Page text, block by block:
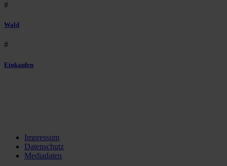
#
Wald
#
Einkaufen
Impressum
Datenschutz
Mediadaten